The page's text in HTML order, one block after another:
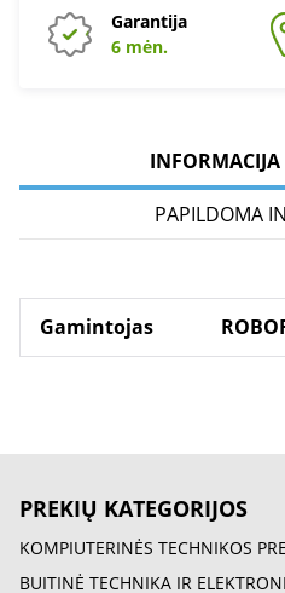
Garantija
6 mėn.
INFORMACIJA
PAPILDOMA
Gamintojas
PREKIŲ KATEGORIJOS
KOMPIUTERINĖS TECHNIKOS
BUITINĖ TECHNIKA IR